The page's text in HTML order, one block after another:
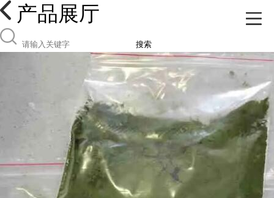
产品展厅
搜索